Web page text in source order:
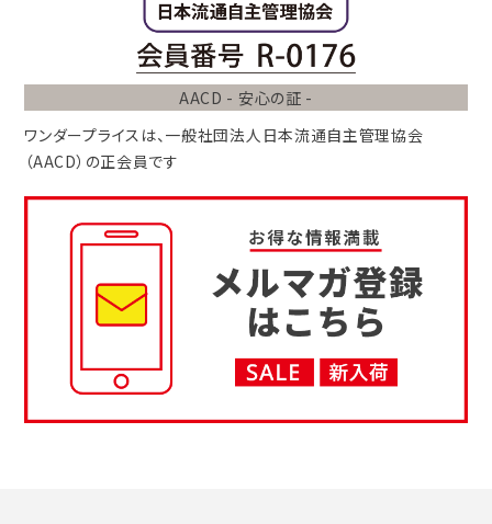
AACD - 安心の証 -
ワンダープライスは、一般社団法人 日本流通自主管理協会
（AACD） の正会員です